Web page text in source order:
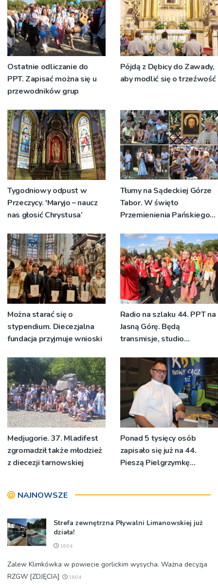
Ostatnie odliczanie do
PPT. Zapisać można się u
przewodników grup
Pójdą z Dębicy do Zawady,
aby modlić się o trzeźwość
Tygodniowy odpust w
Przeczycy. 'Maryjo – naucz
nas głosić Chrystusa’
Tłumy na Sądeckiej Górze
Tabor. W święto
Przemienienia Pańskiego
znaczeniu Sakramentów
[ZDJĘCIA]
Można starać się o
stypendium. Diecezjalna
fundacja przyjmuje wnioski
Radio na szlaku 44. PPT na
Jasną Górę. Będą
transmisje, studio
pozdrowienia
Medjugorie. 37. Mladifest
zgromadził także młodzież
z diecezji tarnowskiej
Ponad 5 tysięcy osób
zapisało się już na 44.
Pieszą Pielgrzymkę
NAJNOWSZE
Strefa zewnętrzna Pływalni Limanowskiej już
działa!
16:04
Zalew Klimkówka w powiecie gorlickim wysycha. Ważna decyzja
RZGW [ZDJĘCIA]
16:04